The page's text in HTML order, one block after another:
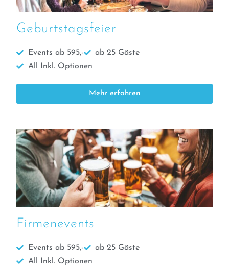
Geburtstagsfeier
Events ab 595,-
ab 25 Gäste
All Inkl. Optionen
Mehr erfahren
Firmenevents
Events ab 595,-
ab 25 Gäste
All Inkl. Optionen